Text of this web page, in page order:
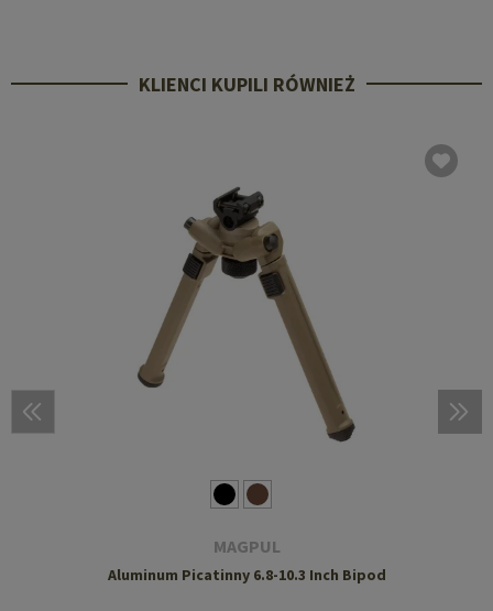
KLIENCI KUPILI RÓWNIEŻ
MAGPUL
Aluminum Picatinny 6.8-10.3 Inch Bipod